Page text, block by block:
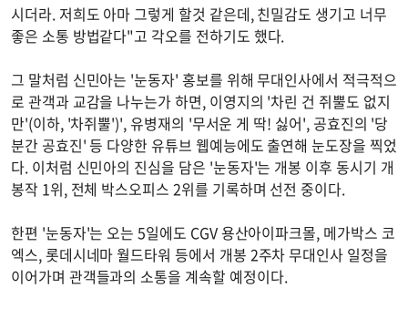
시더라. 저희도 아마 그렇게 할것 같은데, 친밀감도 생기고 너무
좋은 소통 방법같다"고 각오를 전하기도 했다.
그 말처럼 신민아는 '눈동자' 홍보를 위해 무대인사에서 적극적으
로 관객과 교감을 나누는가 하면, 이영지의 '차린 건 쥐뿔도 없지
만'(이하, '차쥐뿔')', 유병재의 '무서운 게 딱! 싫어', 공효진의 '당
분간 공효진' 등 다양한 유튜브 웹예능에도 출연해 눈도장을 찍었
다. 이처럼 신민아의 진심을 담은 '눈동자'는 개봉 이후 동시기 개
봉작 1위, 전체 박스오피스 2위를 기록하며 선전 중이다.
한편 '눈동자'는 오는 5일에도 CGV 용산아이파크몰, 메가박스 코
엑스, 롯데시네마 월드타워 등에서 개봉 2주차 무대인사 일정을
이어가며 관객들과의 소통을 계속할 예정이다.